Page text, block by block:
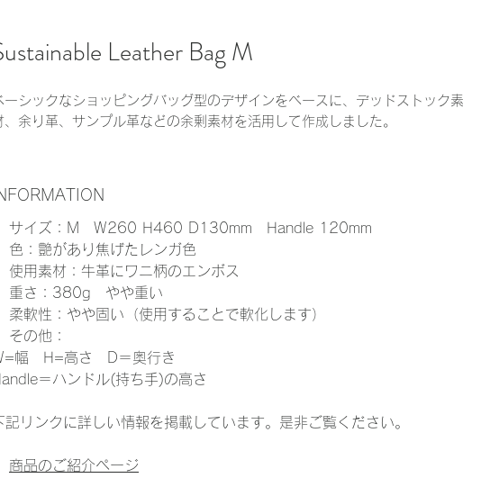
Leather Bag M
ーシックなショッピングバッグ型のデザインをベースに、デッドストック素
、余り革、サンプル革などの余剰素材を活用して作成しました。
サイズ：M W260 H460 D130mm Handle 120mm
色：艶があり焦げたレンガ色
使用素材：牛革にワニ柄のエンボス
重さ：380g やや重い
柔軟性：やや固い（使用することで軟化します）
その他：
幅 H=高さ D＝奥行き
＝ハンドル(持ち手)の高さ
記リンクに詳しい情報を掲載しています。是非ご覧ください。
商品のご紹介ページ